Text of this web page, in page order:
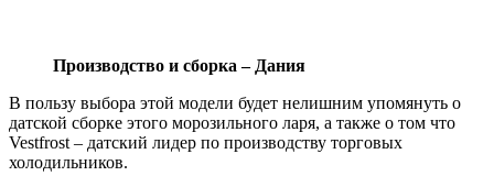
Производство и сборка – Дания
В пользу выбора этой модели будет нелишним упомянуть о
датской сборке этого морозильного ларя, а также о том что
Vestfrost – датский лидер по производству торговых
холодильников.